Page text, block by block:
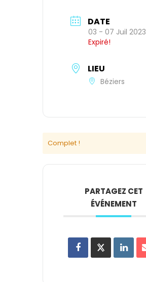
DATE
03 - 07 Juil 2023
Expiré!
LIEU
Béziers
Complet !
PARTAGEZ CET
ÉVÉNEMENT